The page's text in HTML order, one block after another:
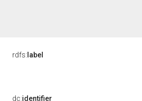
rdfs: label
dc:identifier